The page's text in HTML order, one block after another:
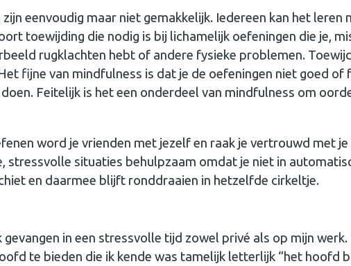
eenvoudig maar niet gemakkelijk. Iedereen kan het leren
toewijding die nodig is bij lichamelijk oefeningen die je,
rugklachten hebt of andere fysieke problemen.
fijne van mindfulness is dat je de oefeningen niet goed of
Feitelijk is het een onderdeel van mindfulness om
word je vrienden met jezelf en raak je vertrouwd met je
stressvolle situaties behulpzaam omdat je niet in
en daarmee blijft ronddraaien in hetzelfde cirkeltje.
gevangen in een stressvolle tijd zowel privé als op mijn
te bieden die ik kende was tamelijk letterlijk “het hoofd